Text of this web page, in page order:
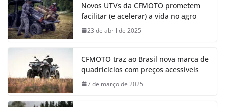
Novos UTVs da CFMOTO prometem
facilitar (e acelerar) a vida no agro
23 de abril de 2025
CFMOTO traz ao Brasil nova marca de
quadriciclos com preços acessíveis
7 de março de 2025